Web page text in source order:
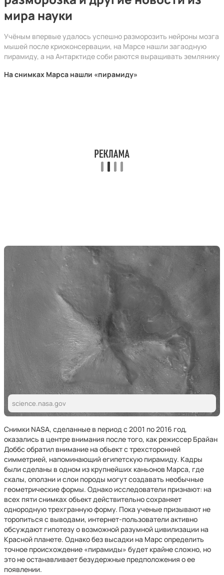
мира науки
Учёным впервые удалось успешно разморозить нейроны мозга
мышей после криоконсервации, на Марсе нашли загаодную
пирамиду, а на Антарктиде соби раются выращивать землянику
На снимках Марса нашли «пирамиду»
science.nasa.gov
Снимки NASA, сделанные в период с 2001 по 2016 год,
оказались в центре внимания после того, как режиссер Брайан
Доббс обратил внимание на объект с трехсторонней
симметрией, напоминающий египетскую пирамиду. Кадры
были сделаны в одном из крупнейших каньонов Марса, где
скалы, оползни и слои породы могут создавать необычные
геометрические формы. Однако исследователи признают: на
всех пяти снимках объект действительно сохраняет
однородную трехгранную форму. Пока ученые призывают не
торопиться с выводами, интернет-пользователи активно
обсуждают гипотезу о возможной разумной цивилизации на
Красной планете. Однако без высадки на Марс определить
точное происхождение «пирамиды» будет крайне сложно, но
это не останавливает безудержные предположения о ее
появлении.